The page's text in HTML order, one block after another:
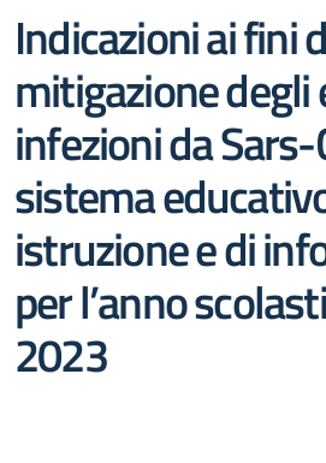
Indicazioni ai fini
mitigazione
infezioni da
sistema
istruzione e di
per l’anno
2023